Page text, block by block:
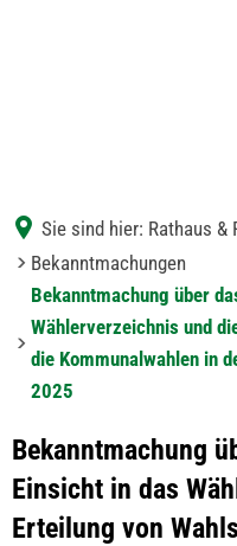
Sie sind hier: Rathaus &
Bekanntmachungen
Bekanntmachung über
Wählerverzeichnis und
die Kommunalwahlen in
2025
Bekanntmachung
Einsicht in das
Erteilung von